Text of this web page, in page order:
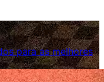
para as melhores